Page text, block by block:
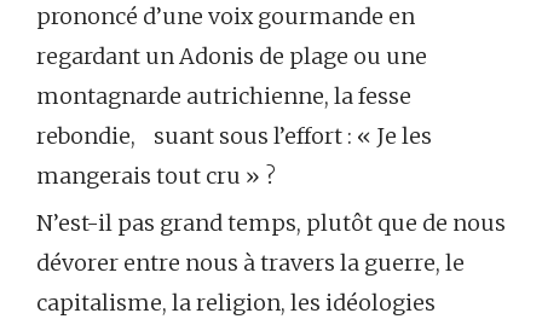
prononcé d’une voix gourmande en
regardant un Adonis de plage ou une
montagnarde autrichienne, la fesse
rebondie, suant sous l’effort : « Je les
mangerais tout cru » ?
N’est-il pas grand temps, plutôt que de nous
dévorer entre nous à travers la guerre, le
capitalisme, la religion, les idéologies